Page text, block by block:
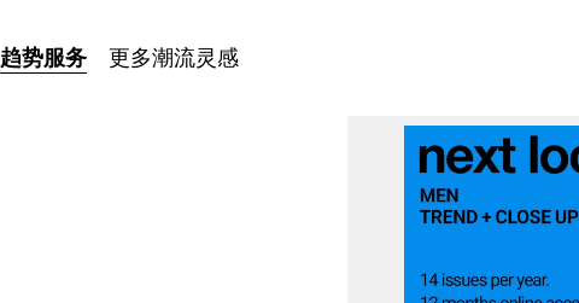
趋势服务 更多潮流灵感